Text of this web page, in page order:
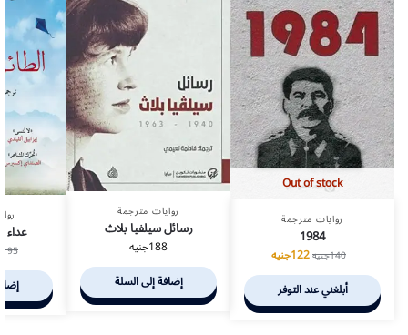
Out of stock
روايات مترجمة
1984
140جنيه122جنيه
أبلغني عند التوفر
روايات مترجمة
رسائل سيلفيا بلاث
188جنيه
إضافة إلى السلة
عداء
195